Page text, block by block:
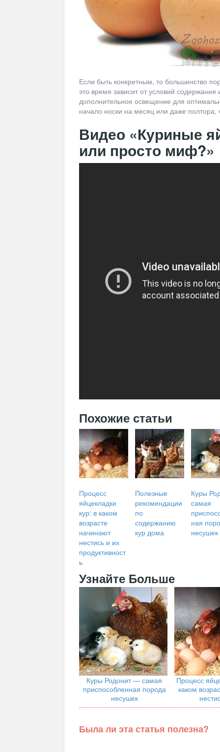
Если быть конкретным, то большинство
это время зависит от условий
дополнительное освещение для
начало носки на месяц или даже полтора,
Видео «Куриные
или просто миф?»
Похожие статьи
Процесс
яйцекладки
кур: в каком
возрасте
начинают
нестись и их
продуктивност
ь
Полезные
рекомендации
по
содержанию
кур дома
Куры
самая
ная
несушек
Узнайте Больше
Куры Родонит — самая
приспособленная порода
несушек
Процесс
каком
Была ли эта статья полезна?